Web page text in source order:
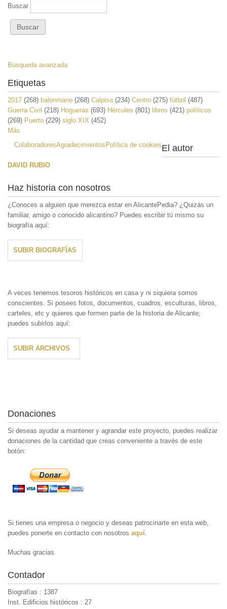
Buscar
Búsqueda avanzada
Etiquetas
2017 (268) balonmano (268) Calpisa (234) Centro (275) fútbol (487)
Guerra Civil (218) Hogueras (693) Hércules (801) libros (421) políticos
(269) Puerto (229) siglo XIX (452)
Más
ColaboradoresAgradecimientos Política de cookiesEl autor
DAVID RUBIO
Haz historia con nosotros
¿Conoces a alguien que merezca estar en AlicantePedia? ¿Quizás un
familiar, amigo o conocido alicantino? Puedes escribir tú mismo su
biografía aquí:
SUBIR BIOGRAFÍAS
A veces tenemos tesoros históricos en casa y ni siquiera somos
conscientes. Si posees fotos, documentos, cuadros, esculturas, libros,
carteles, etc y quieres que formen parte de la historia de Alicante;
puedes subirlos aquí:
SUBIR ARCHIVOS
Donaciones
Si deseas ayudar a mantener y agrandar este proyecto, puedes realizar
donaciones de la cantidad que creas conveniente a través de este
botón:
Si tienes una empresa o negocio y deseas patrocinarte en esta web,
puedes ponerte en contacto con nosotros aquí
Muchas gracias
Contador
Biografías : 1387
Inst. Edificios históricos : 27